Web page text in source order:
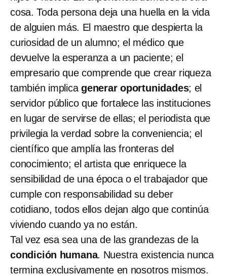
cosa. Toda persona deja una huella en la vida
de alguien más. El maestro que despierta la
curiosidad de un alumno; el médico que
devuelve la esperanza a un paciente; el
empresario que comprende que crear riqueza
también implicagenerar oportunidades; el
servidor público que fortalece las instituciones
en lugar de servirse de ellas; el periodista que
privilegia la verdad sobre la conveniencia; el
científico que amplía las fronteras del
conocimiento; el artista que enriquece la
sensibilidad de una época o el trabajador que
cumple con responsabilidad su deber
cotidiano, todos ellos dejan algo que continúa
viviendo cuando ya no están.
Tal vez esa sea una de las grandezas de la
condición humana. Nuestra existencia nunca
termina exclusivamente en nosotros mismos.